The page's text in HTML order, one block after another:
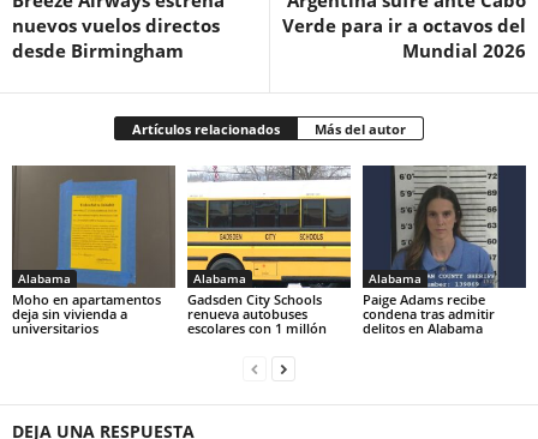
nuevos vuelos directos
desde Birmingham
Verde para ir a octavos del
Mundial 2026
Artículos relacionados Más del autor
Alabama
Moho en apartamentos
deja sin vivienda a
universitarios
Alabama
Gadsden City Schools
renueva autobuses
escolares con 1 millón
Alabama
Paige Adams recibe
condena tras admitir
delitos en Alabama
DEJA UNA RESPUESTA